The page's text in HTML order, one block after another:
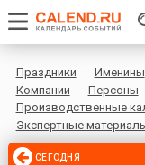
Праздники Именины
Компании
Персоны
Производственные
Экспертные
СЕГОДНЯ